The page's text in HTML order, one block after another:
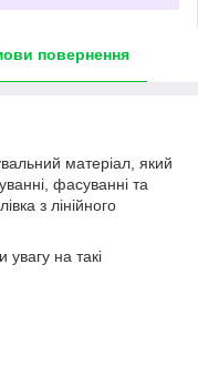
повернення
матеріал, який
фасуванні та
з лінійного
увагу на такі